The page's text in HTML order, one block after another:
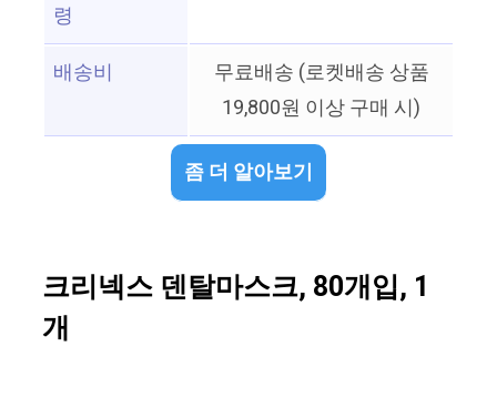
령
배송비
무료배송 (로켓배송 상품
19,800원 이상 구매 시)
좀 더 알아보기
크리넥스 덴탈마스크, 80개입, 1
개